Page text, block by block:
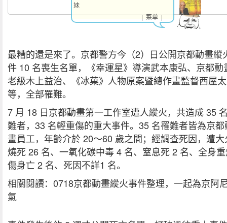
最糟的還是來了。京都警方今（2）日公開京都動畫縱
件 10 名喪生名單，《幸運星》導演武本康弘、京都動
老級木上益治、《冰菓》人物原案暨總作畫監督西屋
等，全部罹難。
7 月 18 日京都動畫第一工作室遭人縱火，共造成 35
難者，33 名輕重傷的重大事件。35 名罹難者皆為京都
畫員工，年齡介於 20～60 歲之間；經調查死因，遭大
燒死 26 名、一氧化碳中毒 4 名、窒息死 2 名、全身
傷身亡 2 名、死因不詳1 名。
相關閱讀：0718京都動畫縱火事件整理，一起為京阿
氣
妹
| 菜单 |